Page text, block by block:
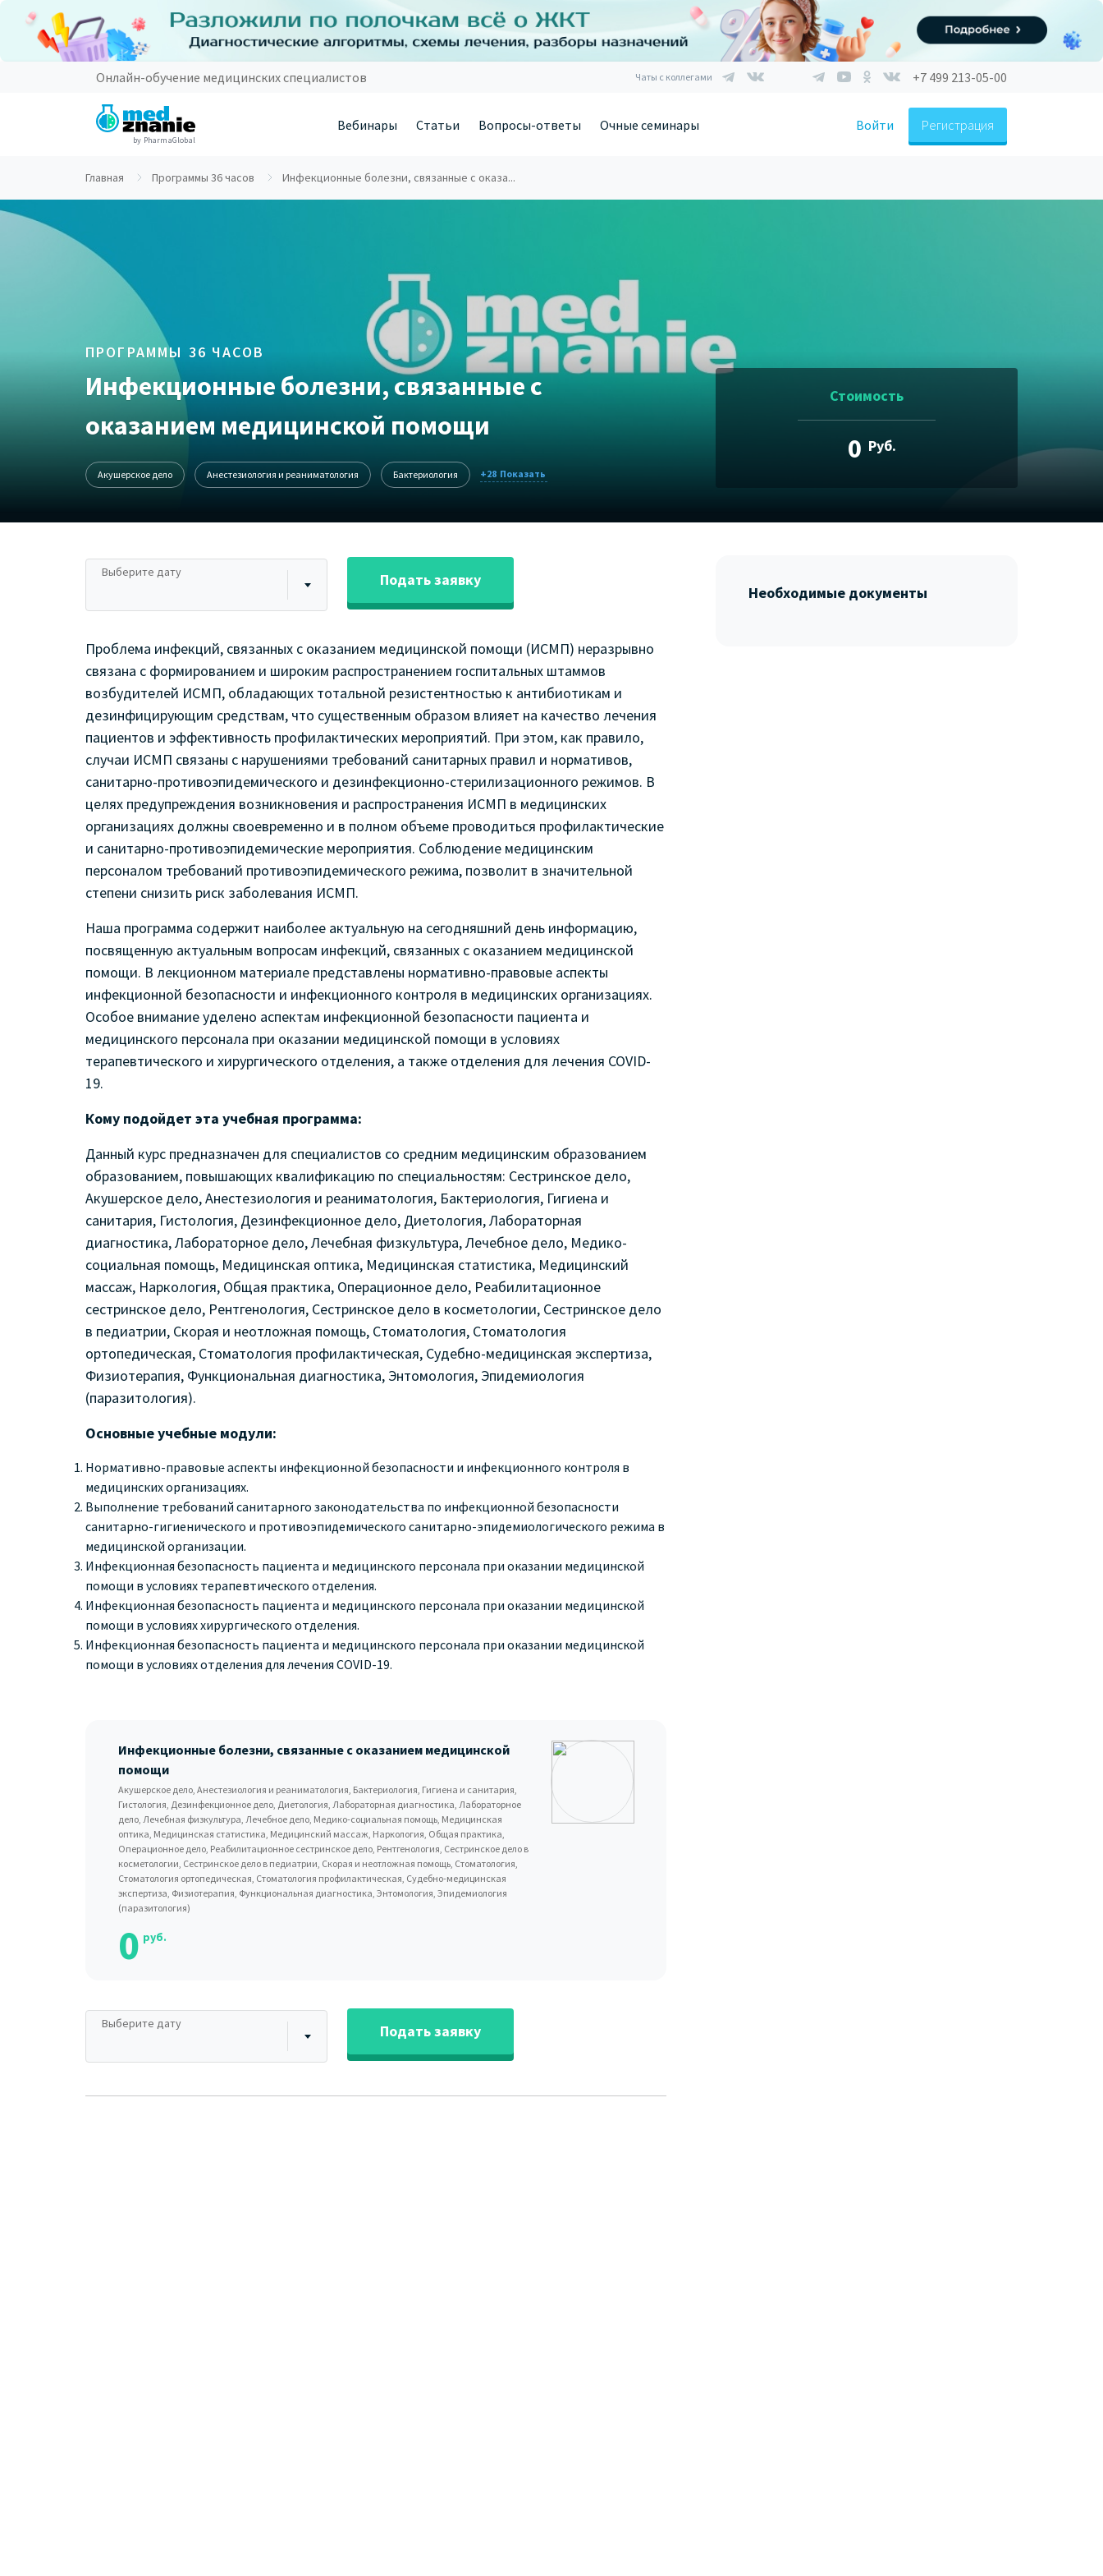
Онлайн-обучение медицинских специалистов Чаты с коллегами +7 499 213-05-00
by PharmaGlobal
Вебинары Статьи Вопросы-ответы Очные семинары Войти Регистрация
Главная Программы 36 часов Инфекционные болезни, связанные с оказа...
ПРОГРАММЫ 36 ЧАСОВ
Инфекционные болезни, связанные с
оказанием медицинской помощи
Акушерское дело Анестезиология и реаниматология Бактериология +28
Стоимость
0 Руб.
Выберите дату Подать заявку
Проблема инфекций, связанных с оказанием медицинской помощи (ИСМП) неразрывно
связана с формированием и широким распространением госпитальных штаммов
возбудителей ИСМП, обладающих тотальной резистентностью к антибиотикам и
дезинфицирующим средствам, что существенным образом влияет на качество лечения
пациентов и эффективность профилактических мероприятий. При этом, как правило,
случаи ИСМП связаны с нарушениями требований санитарных правил и нормативов,
санитарно-противоэпидемического и дезинфекционно-стерилизационного режимов. В
целях предупреждения возникновения и распространения ИСМП в медицинских
организациях должны своевременно и в полном объеме проводиться профилактические
и санитарно-противоэпидемические мероприятия. Соблюдение медицинским
персоналом требований противоэпидемического режима, позволит в значительной
степени снизить риск заболевания ИСМП.
Наша программа содержит наиболее актуальную на сегодняшний день информацию,
посвященную актуальным вопросам инфекций, связанных с оказанием медицинской
помощи. В лекционном материале представлены нормативно-правовые аспекты
инфекционной безопасности и инфекционного контроля в медицинских организациях.
Особое внимание уделено аспектам инфекционной безопасности пациента и
медицинского персонала при оказании медицинской помощи в условиях
терапевтического и хирургического отделения, а также отделения для лечения COVID-
19.
Кому подойдет эта учебная программа:
Данный курс предназначен для специалистов со средним медицинским образованием
образованием, повышающих квалификацию по специальностям: Сестринское дело,
Акушерское дело, Анестезиология и реаниматология, Бактериология, Гигиена и
санитария, Гистология, Дезинфекционное дело, Диетология, Лабораторная
диагностика, Лабораторное дело, Лечебная физкультура, Лечебное дело, Медико-
социальная помощь, Медицинская оптика, Медицинская статистика, Медицинский
массаж, Наркология, Общая практика, Операционное дело, Реабилитационное
сестринское дело, Рентгенология, Сестринское дело в косметологии, Сестринское дело
в педиатрии, Скорая и неотложная помощь, Стоматология, Стоматология
ортопедическая, Стоматология профилактическая, Судебно-медицинская экспертиза,
Физиотерапия, Функциональная диагностика, Энтомология, Эпидемиология
(паразитология).
Основные учебные модули:
Нормативно-правовые аспекты инфекционной безопасности и инфекционного контроля в
медицинских организациях.
Выполнение требований санитарного законодательства по инфекционной безопасности
санитарно-гигиенического и противоэпидемического санитарно-эпидемиологического режима в
медицинской организации.
Инфекционная безопасность пациента и медицинского персонала при оказании медицинской
помощи в условиях терапевтического отделения.
Инфекционная безопасность пациента и медицинского персонала при оказании медицинской
помощи в условиях хирургического отделения.
Инфекционная безопасность пациента и медицинского персонала при оказании медицинской
помощи в условиях отделения для лечения COVID-19.
Инфекционные болезни, связанные с оказанием медицинской
помощи
Акушерское дело, Анестезиология и реаниматология, Бактериология, Гигиена и санитария,
Гистология, Дезинфекционное дело, Диетология, Лабораторная диагностика, Лабораторное
дело, Лечебная физкультура, Лечебное дело, Медико-социальная помощь, Медицинская
оптика, Медицинская статистика, Медицинский массаж, Наркология, Общая практика,
Операционное дело, Реабилитационное сестринское дело, Рентгенология, Сестринское дело в
косметологии, Сестринское дело в педиатрии, Скорая и неотложная помощь, Стоматология,
Стоматология ортопедическая, Стоматология профилактическая, Судебно-медицинская
экспертиза, Физиотерапия, Функциональная диагностика, Энтомология, Эпидемиология
(паразитология)
0 руб.
Выберите дату Подать заявку
Необходимые документы